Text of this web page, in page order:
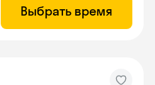
Выбрать время